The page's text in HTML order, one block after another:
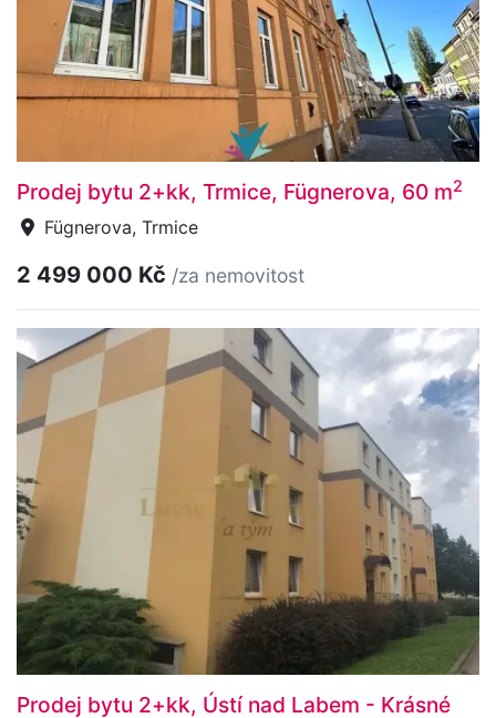
Prodej bytu 2+kk, Trmice, Fügnerova, 60 m2
Fügnerova, Trmice
2 499 000 Kč /za nemovitost
Prodej bytu 2+kk, Ústí nad Labem - Krásné